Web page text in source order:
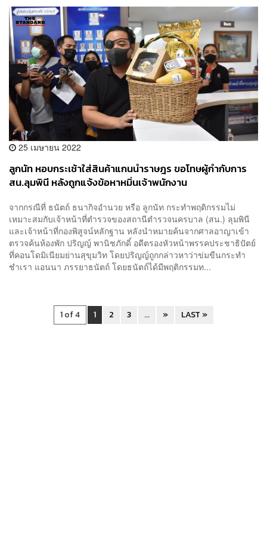
25 เมษายน 2022
ลูกนัท หอบกระเช้าใส่สินค้าแกนนำราษฎร ขอโทษผู้กำกับการ
สน.ลุมพินี หลังถูกแจ้งข้อหาหมิ่นเจ้าพนักงาน
จากกรณีที่ ธนัตถ์ ธนากิจอำนวย หรือ ลูกนัท กระทำพฤติกรรมไม่
เหมาะสมกับเจ้าหน้าที่ตำรวจของสถานีตำรวจนครบาล (สน.) ลุมพินี
และเจ้าหน้าที่กองพิสูจน์หลักฐาน หลังนำหมายค้นจากศาลอาญาเข้า
ตรวจค้นห้องพัก ปริญญ์ พานิชภักดิ์ อดีตรองหัวหน้าพรรคประชาธิปัตย์
ที่คอนโดมิเนียมย่านสุขุมวิท โดยปริญญ์ถูกกล่าวหาว่าข่มขืนกระทำ
ชำเรา แอนนา ภรรยาธนัตถ์ โดยธนัตถ์ได้มีพฤติกรรมท...
1 of 4 1 2 3 ... » LAST »